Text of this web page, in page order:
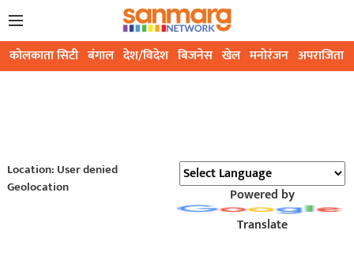
कोलकाता सिटी बंगाल देश/विदेश बिजनेस खेल मनोरंजन अपराजिता
Location: User denied
Geolocation
Powered by
Translate